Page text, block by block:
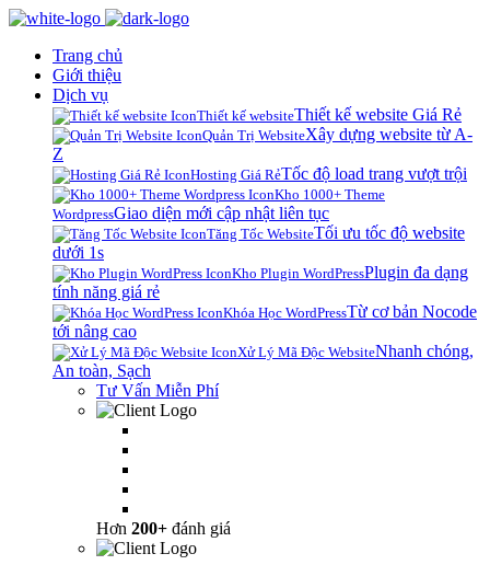
Trang chủ
Giới thiệu
Dịch vụ
Thiết kế websiteThiết kế website Giá Rẻ
Quản Trị WebsiteXây dựng website từ A-
Z
Hosting Giá RẻTốc độ load trang vượt trội
Kho 1000+ Theme
WordpressGiao diện mới cập nhật liên tục
Tăng Tốc WebsiteTối ưu tốc độ website
dưới 1s
Kho Plugin WordPressPlugin đa dạng
tính năng giá rẻ
Khóa Học WordPressTừ cơ bản Nocode
tới nâng cao
Xử Lý Mã Độc WebsiteNhanh chóng,
An toàn, Sạch
Tư Vấn Miễn Phí
Hơn 200+ đánh giá